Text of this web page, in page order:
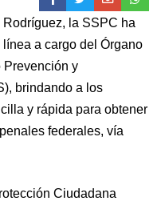
la SSPC ha
a cargo del Órgano
Prevención y
brindando a los
y rápida para obtener
federales, vía
Ciudadana